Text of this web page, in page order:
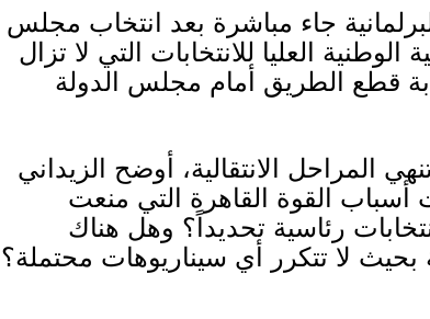
جاء مباشرة بعد انتخاب مجلس
العليا للانتخابات التي لا تزال
قطع الطريق أمام مجلس الدولة
المراحل الانتقالية، أوضح الزيداني
أسباب القوة القاهرة التي منعت
رئاسية تحديداً؟ وهل هناك
بحيث لا تتكرر أي سيناريوهات محتملة؟